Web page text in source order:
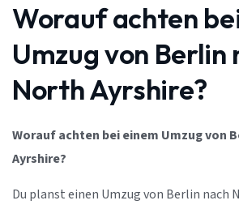
Worauf achten
Umzug von Berlin
North Ayrshire?
Worauf achten bei einem Umzug von
Ayrshire?
Du planst einen Umzug von Berlin nach